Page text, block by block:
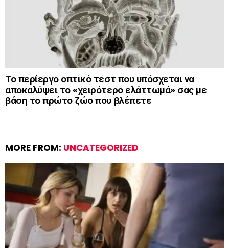
Το περίεργο οπτικό τεστ που υπόσχεται να
αποκαλύψει το «χειρότερο ελάττωμά» σας με
βάση το πρώτο ζώο που βλέπετε
MORE FROM: UNCATEGORIZED